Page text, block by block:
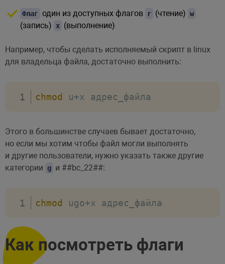
Флаг один из доступных флагов r (чтение) w
(запись) x (выполнение)
Например, чтобы сделать исполняемый скрипт в linux
для владельца файла, достаточно выполнить:
chmod u+x адрес_файла
Этого в большинстве случаев бывает достаточно,
но если мы хотим чтобы файл могли выполнять
и другие пользователи, нужно указать также другие
категории g и ##bc_22##:
chmod ugo+x адрес_файла
Как посмотреть флаги